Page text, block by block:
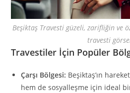
Beşiktaş Travesti güzeli, zarifliğin ve
travesti
Travestiler İçin Popüler
Çarşı Bölgesi: Beşiktaş’ın
hem de sosyalleşme için ideal